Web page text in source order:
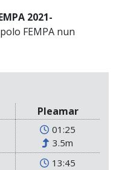
2021-
FEMPA nun
Pleamar
01:25
3.5m
13:45